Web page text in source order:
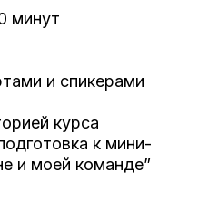
минут
и спикерами
курса
к мини-
и моей команде”